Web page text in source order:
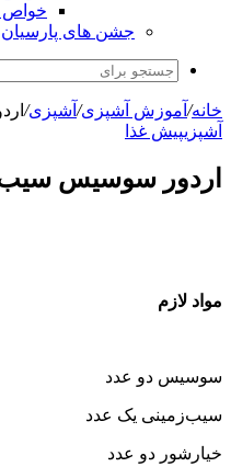
خواص
جشن های پارسیان
خانه/ آموزش آشپزی/ آشپزی/
آشپزیپیش غذا
اردور سوسیس سیب
مواد لازم
سوسیس دو عدد
سیب‌زمینی یک عدد
خیارشور دو عدد